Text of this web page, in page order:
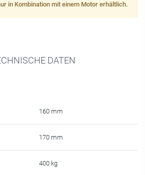
in Kombination mit einem Motor erhältlich.
DATEN
160 mm
170 mm
400 kg